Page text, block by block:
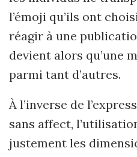
l’émoji qu’ils ont
réagir à une
devient alors qu’une
parmi tant d’autres.
À l’inverse de l’
sans affect, l’
justement les